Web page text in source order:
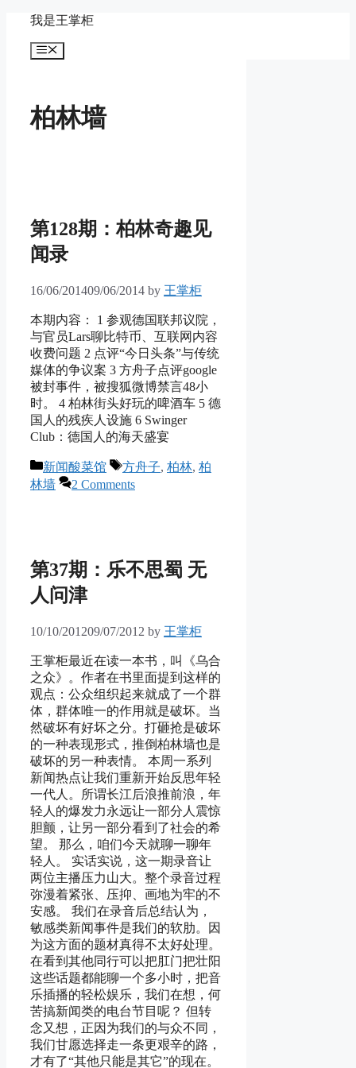
content
我是王掌柜
Menu
柏林墙
第128期：柏林奇趣见
闻录
16/06/201409/06/2014 by 王掌柜
本期内容： 1 参观德国联邦议院，
与官员Lars聊比特币、互联网内容
收费问题 2 点评“今日头条”与传统
媒体的争议案 3 方舟子点评google
被封事件，被搜狐微博禁言48小
时。 4 柏林街头好玩的啤酒车 5 德
国人的残疾人设施 6 Swinger
Club：德国人的海天盛宴
Categories
新闻酸菜馆 Tags
方舟子, 柏林, 柏
林墙
2 Comments
第37期：乐不思蜀 无
人问津
10/10/201209/07/2012 by 王掌柜
王掌柜最近在读一本书，叫《乌合
之众》。作者在书里面提到这样的
观点：公众组织起来就成了一个群
体，群体唯一的作用就是破坏。当
然破坏有好坏之分。打砸抢是破坏
的一种表现形式，推倒柏林墙也是
破坏的另一种表情。 本周一系列
新闻热点让我们重新开始反思年轻
一代人。所谓长江后浪推前浪，年
轻人的爆发力永远让一部分人震惊
胆颤，让另一部分看到了社会的希
望。 那么，咱们今天就聊一聊年
轻人。 实话实说，这一期录音让
两位主播压力山大。整个录音过程
弥漫着紧张、压抑、画地为牢的不
安感。 我们在录音后总结认为，
敏感类新闻事件是我们的软肋。因
为这方面的题材真得不太好处理。
在看到其他同行可以把肛门把壮阳
这些话题都能聊一个多小时，把音
乐插播的轻松娱乐，我们在想，何
苦搞新闻类的电台节目呢？ 但转
念又想，正因为我们的与众不同，
我们甘愿选择走一条更艰辛的路，
才有了“其他只能是其它”的现在。